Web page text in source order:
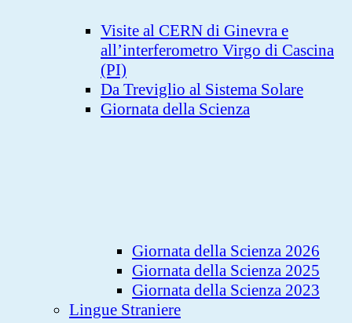
Visite al CERN di Ginevra e
all’interferometro Virgo di Cascina
(PI)
Da Treviglio al Sistema Solare
Giornata della Scienza
Giornata della Scienza 2026
Giornata della Scienza 2025
Giornata della Scienza 2023
Lingue Straniere